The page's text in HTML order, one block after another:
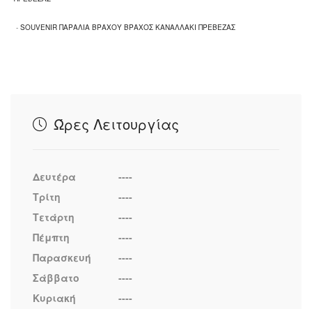
- SOUVENIR ΠΑΡΑΛΙΑ ΒΡΑΧΟΥ ΒΡΑΧΟΣ ΚΑΝΑΛΛΑΚΙ ΠΡΕΒΕΖΑΣ
Ώρες Λειτουργίας
Δευτέρα
----
Τρίτη
----
Τετάρτη
----
Πέμπτη
----
Παρασκευή
----
Σάββατο
----
Κυριακή
----